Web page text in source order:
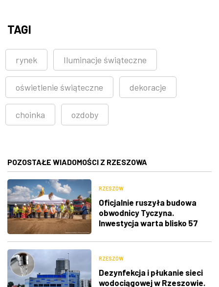
TAGI
rynek Iluminacje świąteczne
oświetlenie świąteczne dekoracje
choinka ozdoby
POZOSTAŁE WIADOMOŚCI Z RZESZOWA
RZESZÓW
Oficjalnie ruszyła budowa
obwodnicy Tyczyna.
Inwestycja warta blisko 57
RZESZÓW
Dezynfekcja i płukanie sieci
wodociągowej w Rzeszowie.